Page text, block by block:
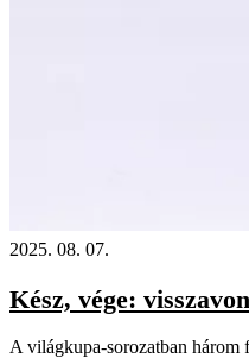
2025. 08. 07.
Kész, vége:
A világkupa-sorozatban három